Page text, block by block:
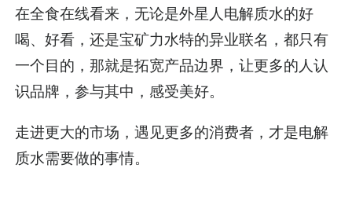
在全食在线看来，无论是外星人电解质水的好
喝、好看，还是宝矿力水特的异业联名，都只有
一个目的，那就是拓宽产品边界，让更多的人认
识品牌，参与其中，感受美好。
走进更大的市场，遇见更多的消费者，才是电解
质水需要做的事情。